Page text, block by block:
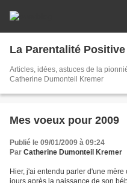
La Parentalité
Articles, idées, astuces de la
Catherine Dumonteil Kremer
Mes voeux pour 2009
Publié le 09/01/2009 à 09:24
Par Catherine Dumonteil Kremer
Hier, j'ai entendu parler d'une
jours après la naissance de son